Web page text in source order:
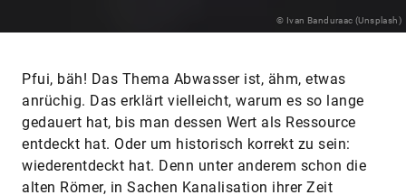
anrüchig. Das erklärt vielleicht, warum es so lange
gedauert hat, bis man dessen Wert als Ressource
entdeckt hat. Oder um historisch korrekt zu sein:
wiederentdeckt hat. Denn unter anderem schon die
alten Römer, in Sachen Kanalisation ihrer Zeit
ohnehin weit voraus, gewannen aus Exkrementen